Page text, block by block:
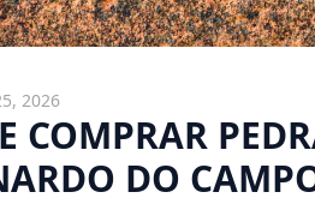
2026
COMPRAR
DO